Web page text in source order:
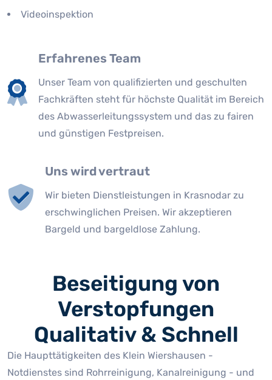
Videoinspektion
Erfahrenes Team
Unser Team von qualifizierten und geschulten
Fachkräften steht für höchste Qualität im Bereich
des Abwasserleitungssystem und das zu fairen
und günstigen Festpreisen.
Uns wird vertraut
Wir bieten Dienstleistungen in Krasnodar zu
erschwinglichen Preisen. Wir akzeptieren
Bargeld und bargeldlose Zahlung.
Beseitigung von
Verstopfungen
Qualitativ & Schnell
Die Haupttätigkeiten des Klein Wiershausen -
Notdienstes sind Rohrreinigung, Kanalreinigung - und